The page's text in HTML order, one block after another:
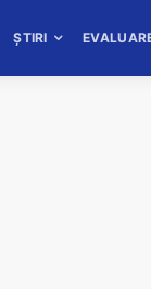
ȘTIRI